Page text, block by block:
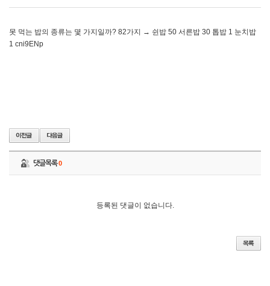
못 먹는 밥의 종류는 몇 가지일까? 82가지 → 쉰밥 50 서른밥 30 톱밥 1 눈치밥
1 cni9ENp
댓글목록0
등록된 댓글이 없습니다.